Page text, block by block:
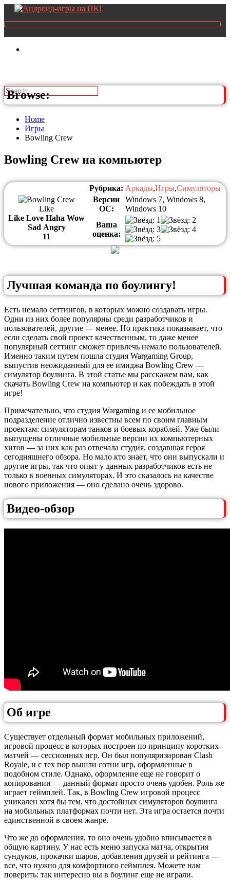
Browse:
Home
Игры
Bowling Crew
Bowling Crew на компьютер
Like
Like Love Haha Wow
Sad Angry
11
Рубрика: Аркады,Игры,Симуляторы
Версии
ОС:
Windows 7, Windows 8,
Windows 10
Ваша
оценка:
Лучшая команда по боулингу!
Есть немало сеттингов, в которых можно создавать игры.
Одни из них более популярны среди разработчиков и
пользователей, другие — менее. Но практика показывает, что
если сделать свой проект качественным, то даже менее
популярный сеттинг сможет привлечь немало пользователей.
Именно таким путем пошла студия Wargaming Group,
выпустив неожиданный для ее имиджа Bowling Crew —
симулятор боулинга. В этой статье мы расскажем вам, как
скачать Bowling Crew на компьютер и как побеждать в этой
игре!
Примечательно, что студия Wargaming и ее мобильное
подразделение отлично известны всем по своим главным
проектам: симуляторам танков и боевых кораблей. Уже были
выпущены отличные мобильные версии их компьютерных
хитов — за них как раз отвечала студия, создавшая героя
сегодняшнего обзора. Но мало кто знает, что они выпускали и
другие игры, так что опыт у данных разработчиков есть не
только в военных симуляторах. И это сказалось на качестве
нового приложения — оно сделано очень здорово.
Видео-обзор
Об игре
Существует отдельный формат мобильных приложений,
игровой процесс в которых построен по принципу коротких
матчей — сессионных игр. Он был популяризирован Clash
Royale, и с тех пор вышли сотни игр, оформленные в
подобном стиле. Однако, оформление еще не говорит о
копировании — данный формат просто очень удобен. Роль же
играет геймплей. Так, в Bowling Crew игровой процесс
уникален хотя бы тем, что достойных симуляторов боулинга
на мобильных платформах почти нет. Эта игра остается почти
единственной в своем жанре.
Что же до оформления, то оно очень удобно вписывается в
общую картину. У нас есть меню запуска матча, открытия
сундуков, прокачки шаров, добавления друзей и рейтинга —
все, что нужно для комфортного геймплея. Можете нам
поверить: так интересно вы в боулинг еще не играли.